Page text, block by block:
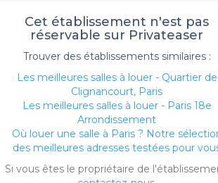
Cet établissement n'est pas
réservable sur Privateaser
Trouver des établissements similaires :
Les meilleures salles à louer - Quartier de
Clignancourt, Paris
Les meilleures salles à louer - Paris 18e
Arrondissement
Où louer une salle à Paris ? Notre
des meilleures adresses testées pour
Si vous êtes le propriétaire de